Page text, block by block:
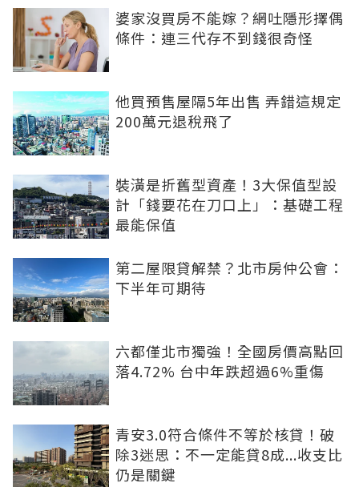
婆家沒買房不能嫁？網吐隱形擇偶
條件：連三代存不到錢很奇怪
他買預售屋隔5年出售 弄錯這規定
200萬元退稅飛了
裝潢是折舊型資產！3大保值型設
計「錢要花在刀口上」：基礎工程
最能保值
第二屋限貸解禁？北市房仲公會：
下半年可期待
六都僅北市獨強！全國房價高點回
落4.72% 台中年跌超過6%重傷
青安3.0符合條件不等於核貸！破
除3迷思：不一定能貸8成...收支比
仍是關鍵